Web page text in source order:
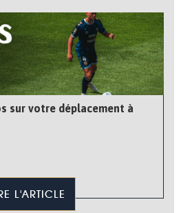
sur votre déplacement à
L'ARTICLE